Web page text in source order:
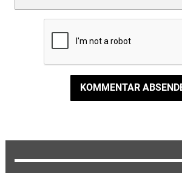
KOMMENTAR